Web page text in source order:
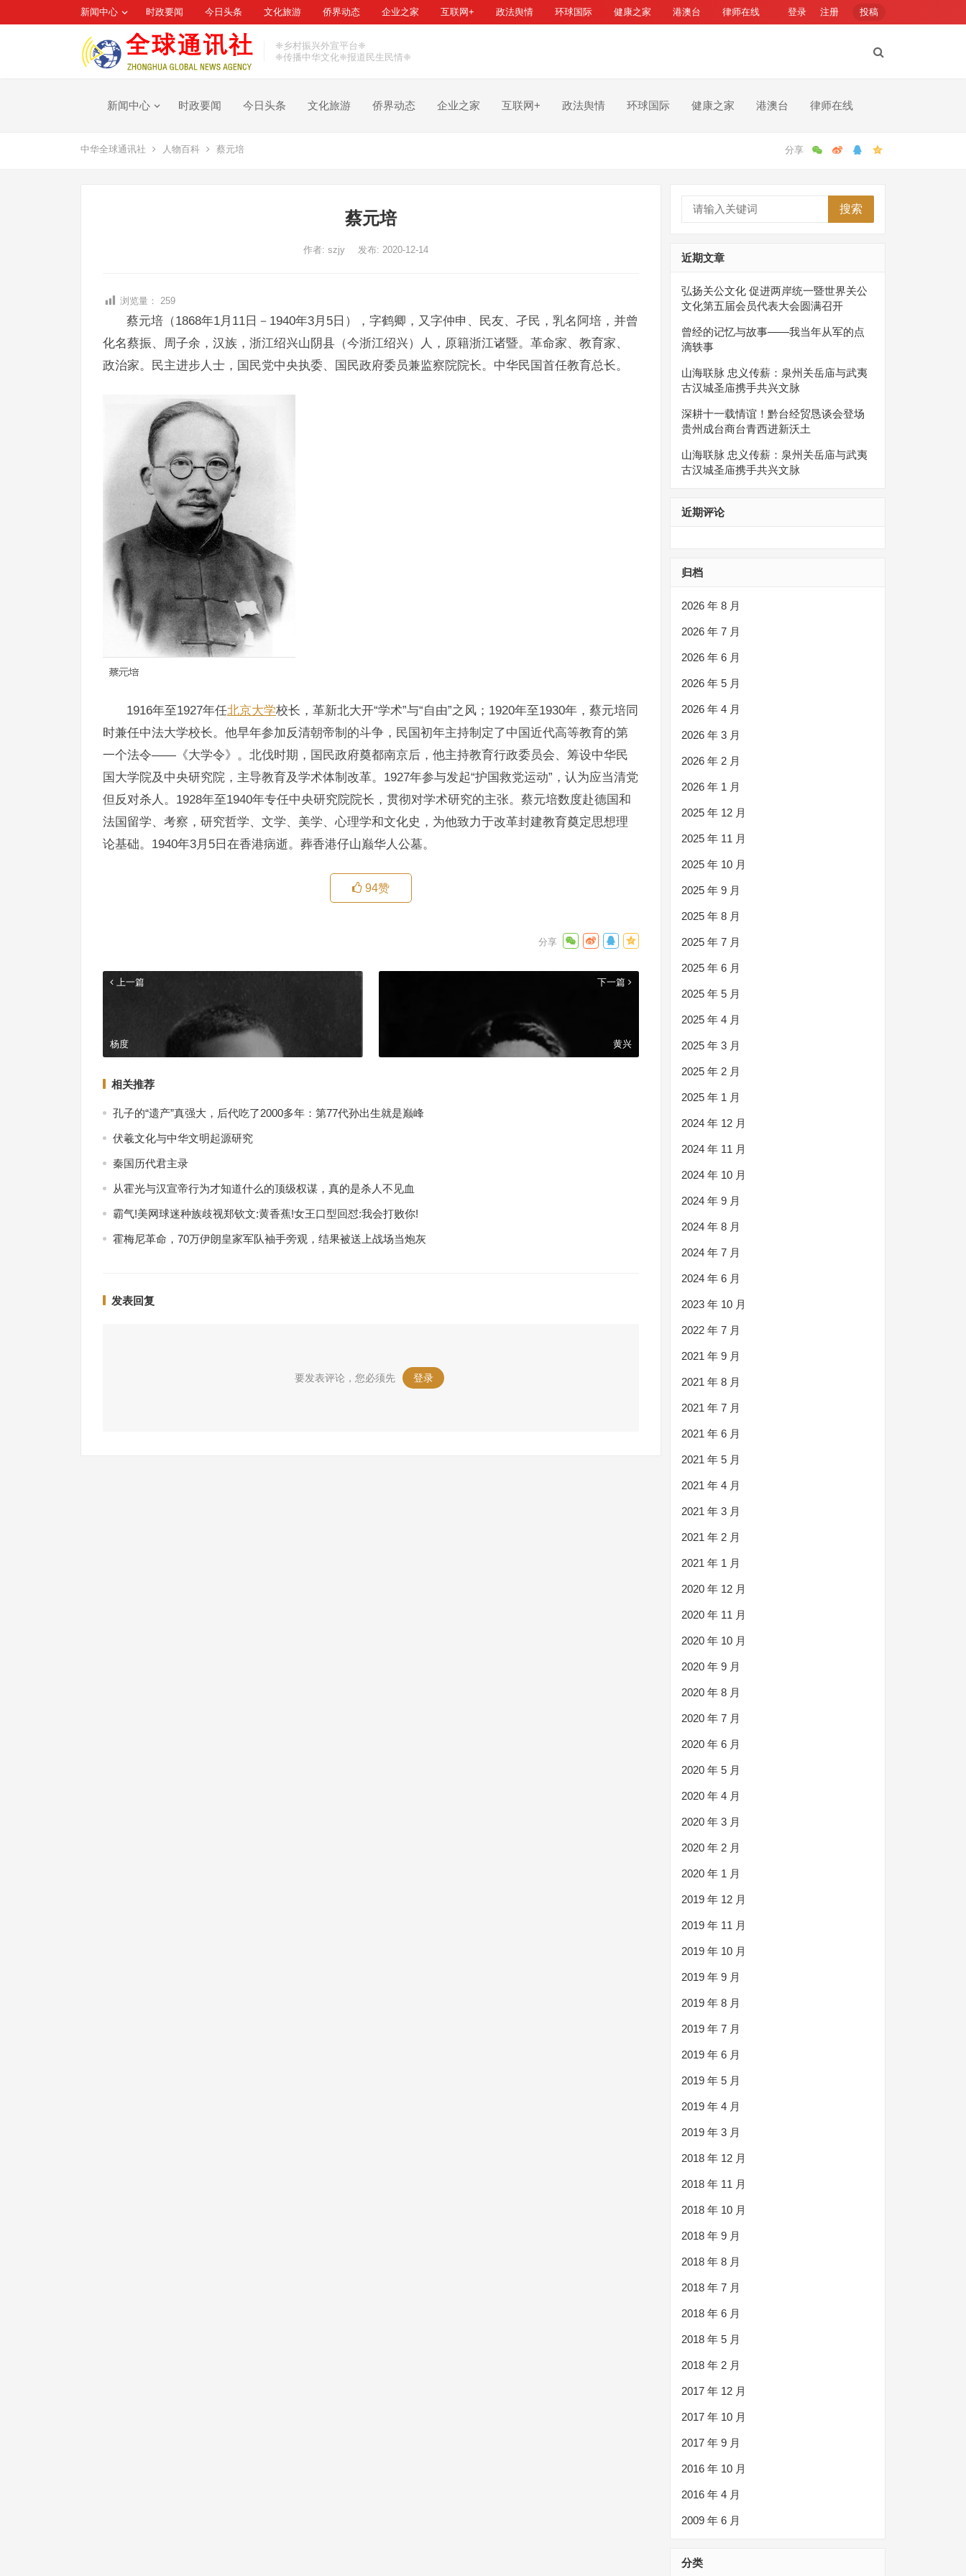
新闻中心 时政要闻 今日头条 文化旅游 侨界动态 企业之家 互联网+ 政法舆情 环球国际 健康之家 港澳台 律师在线 登录 注册 投稿
❈乡村振兴外宣平台❈
❈传播中华文化❈报道民生民情❈
新闻中心 时政要闻 今日头条 文化旅游 侨界动态 企业之家 互联网+ 政法舆情 环球国际 健康之家 港澳台 律师在线
中华全球通讯社 人物百科 蔡元培
蔡元培
作者: szjy 发布: 2020-12-14
浏览量： 259
蔡元培（1868年1月11日－1940年3月5日），字鹤卿，又字仲申、民友、孑民，乳名阿培，并曾
化名蔡振、周子余，汉族，浙江绍兴山阴县（今浙江绍兴）人，原籍浙江诸暨。革命家、教育家、
政治家。民主进步人士，国民党中央执委、国民政府委员兼监察院院长。中华民国首任教育总长。
1916年至1927年任北京大学校长，革新北大开“学术”与“自由”之风；1920年至1930年，蔡元培同
时兼任中法大学校长。他早年参加反清朝帝制的斗争，民国初年主持制定了中国近代高等教育的第
一个法令——《大学令》。北伐时期，国民政府奠都南京后，他主持教育行政委员会、筹设中华民
国大学院及中央研究院，主导教育及学术体制改革。1927年参与发起“护国救党运动”，认为应当清党
但反对杀人。1928年至1940年专任中央研究院院长，贯彻对学术研究的主张。蔡元培数度赴德国和
法国留学、考察，研究哲学、文学、美学、心理学和文化史，为他致力于改革封建教育奠定思想理
论基础。1940年3月5日在香港病逝。葬香港仔山巅华人公墓。
94赞
上一篇
杨度
下一篇
黄兴
相关推荐
孔子的“遗产”真强大，后代吃了2000多年：第77代孙出生就是巅峰
伏羲文化与中华文明起源研究
秦国历代君主录
从霍光与汉宣帝行为才知道什么的顶级权谋，真的是杀人不见血
霸气!美网球迷种族歧视郑钦文:黄香蕉!女王口型回怼:我会打败你!
霍梅尼革命，70万伊朗皇家军队袖手旁观，结果被送上战场当炮灰
发表回复
要发表评论，您必须先 登录 。
搜索
近期文章
弘扬关公文化 促进两岸统一暨世界关公
文化第五届会员代表大会圆满召开
曾经的记忆与故事——我当年从军的点
滴轶事
山海联脉 忠义传薪：泉州关岳庙与武夷
古汉城圣庙携手共兴文脉
深耕十一载情谊！黔台经贸恳谈会登场
贵州成台商台青西进新沃土
山海联脉 忠义传薪：泉州关岳庙与武夷
古汉城圣庙携手共兴文脉
近期评论
归档
2026 年 8 月
2026 年 7 月
2026 年 6 月
2026 年 5 月
2026 年 4 月
2026 年 3 月
2026 年 2 月
2026 年 1 月
2025 年 12 月
2025 年 11 月
2025 年 10 月
2025 年 9 月
2025 年 8 月
2025 年 7 月
2025 年 6 月
2025 年 5 月
2025 年 4 月
2025 年 3 月
2025 年 2 月
2025 年 1 月
2024 年 12 月
2024 年 11 月
2024 年 10 月
2024 年 9 月
2024 年 8 月
2024 年 7 月
2024 年 6 月
2023 年 10 月
2022 年 7 月
2021 年 9 月
2021 年 8 月
2021 年 7 月
2021 年 6 月
2021 年 5 月
2021 年 4 月
2021 年 3 月
2021 年 2 月
2021 年 1 月
2020 年 12 月
2020 年 11 月
2020 年 10 月
2020 年 9 月
2020 年 8 月
2020 年 7 月
2020 年 6 月
2020 年 5 月
2020 年 4 月
2020 年 3 月
2020 年 2 月
2020 年 1 月
2019 年 12 月
2019 年 11 月
2019 年 10 月
2019 年 9 月
2019 年 8 月
2019 年 7 月
2019 年 6 月
2019 年 5 月
2019 年 4 月
2019 年 3 月
2018 年 12 月
2018 年 11 月
2018 年 10 月
2018 年 9 月
2018 年 8 月
2018 年 7 月
2018 年 6 月
2018 年 5 月
2018 年 2 月
2017 年 12 月
2017 年 10 月
2017 年 9 月
2016 年 10 月
2016 年 4 月
2009 年 6 月
分类